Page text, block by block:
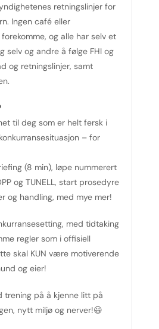
retningslinjer for
Ingen café eller
og alle har selv et
selv og andre å følge FHI og
og retningslinjer, samt
til deg som er helt fersk i
– for
(8 min), løpe nummerert
og TUNELL, start prosedyre
og handling, med mye mer!
med tidtaking
regler som i offisiell
skal KUN være motiverende
og eier!
trening på å kjenne litt på
nytt miljø og nerver!😃